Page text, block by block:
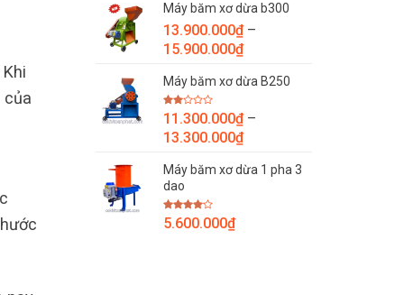
của
từ
18.800.000₫
đến
Máy băm xơ dừa b300
13.900.000₫ –
15.900.000₫Khoảng
từ
đến
15.900.000₫
Máy băm xơ dừa B250
Được
xếp
hạng
2.00
sao
11.300.000₫ –
13.300.000₫Khoảng
từ
Máy băm xơ dừa 1 pha 3
dao
Được
xếp
5.600.000₫